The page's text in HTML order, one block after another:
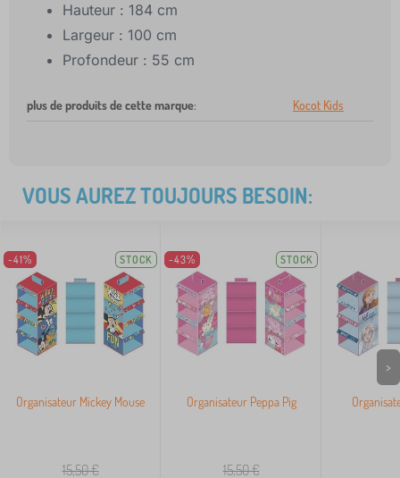
Hauteur : 184 cm
Largeur : 100 cm
Profondeur : 55 cm
plus de produits de cette marque: Kocot Kids
VOUS AUREZ TOUJOURS BESOIN:
-41% STOCK
Organisateur Mickey Mouse
15,50€
-43% STOCK
Organisateur Peppa Pig
15,50€
>